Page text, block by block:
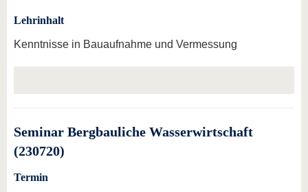
Lehrinhalt
Kenntnisse in Bauaufnahme und Vermessung
Seminar Bergbauliche Wasserwirtschaft
(230720)
Termin